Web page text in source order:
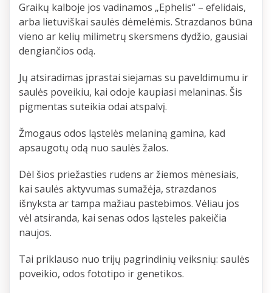
Graikų kalboje jos vadinamos „Ephelis“ – efelidais,
arba lietuviškai saulės dėmelėmis. Strazdanos būna
vieno ar kelių milimetrų skersmens dydžio, gausiai
dengiančios odą.
Jų atsiradimas įprastai siejamas su paveldimumu ir
saulės poveikiu, kai odoje kaupiasi melaninas. Šis
pigmentas suteikia odai atspalvį.
Žmogaus odos ląstelės melaniną gamina, kad
apsaugotų odą nuo saulės žalos.
Dėl šios priežasties rudens ar žiemos mėnesiais,
kai saulės aktyvumas sumažėja, strazdanos
išnyksta ar tampa mažiau pastebimos. Vėliau jos
vėl atsiranda, kai senas odos ląsteles pakeičia
naujos.
Tai priklauso nuo trijų pagrindinių veiksnių: saulės
poveikio, odos fototipo ir genetikos.